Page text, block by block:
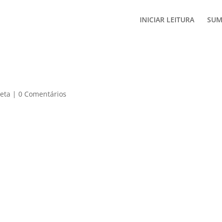
INICIAR LEITURA
|0 Comentários